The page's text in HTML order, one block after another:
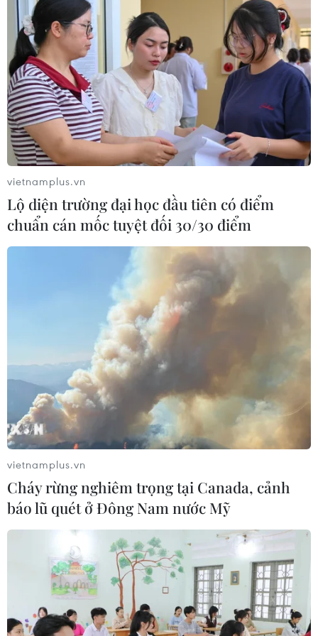
cung ứng ra thị trường khoảng 180 tấn rau các loại, đạt
doanh số khoảng 2 tỷ đồng, sau khi trừ chi phí, bà con
nông dân lãi khoảng 1,4 tỷ đồng.
Hà Nội: Thị trường máy sấy, tủ sấy quần
áo trở nên sôi động
Khảo sát trên thị trường điện máy ở một số trung tâm
thương mại, hệ thống siêu thị điện máy, , lượng hàng
máy sấy quần áo không còn nhiều, các loại máy sấy có
giá từ 7-8 triệu đồng "khan" hàng....
vietnamplus.vn
Lộ diện trường đại học đầu tiên có điểm
chuẩn cán mốc tuyệt đối 30/30 điểm
vietnamplus.vn
Cháy rừng nghiêm trọng tại Canada, cảnh
báo lũ quét ở Đông Nam nước Mỹ